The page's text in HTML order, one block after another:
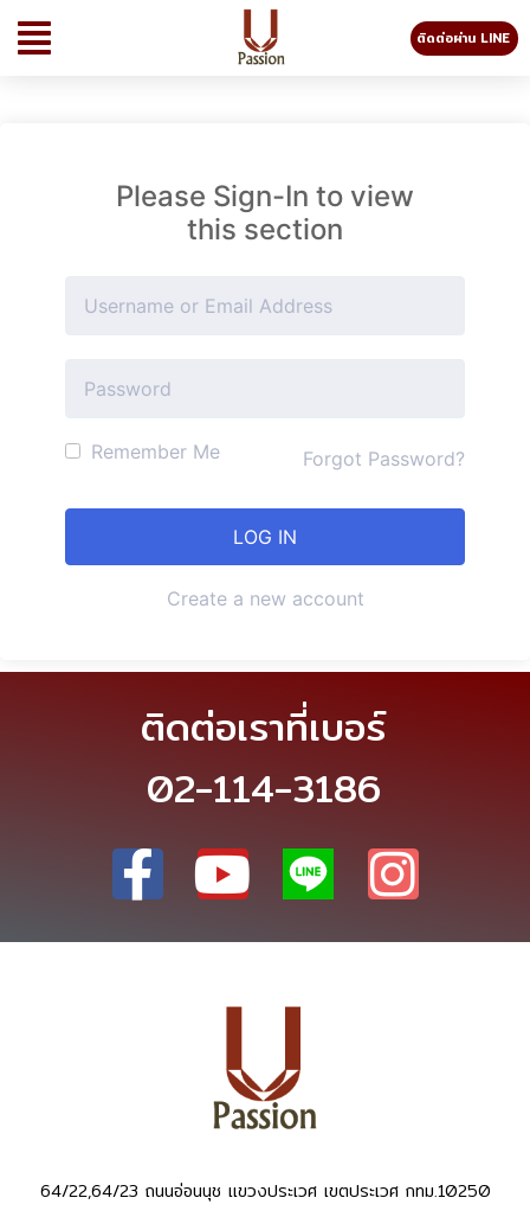
ติดต่อผ่าน LINE
Please Sign-In to view
this section
Remember Me Forgot Password?
Create a new account
ติดต่อเราที่เบอร์
02-114-3186
64/22,64/23 ถนนอ่อนนุช แขวงประเวศ เขตประเวศ กทม.10250